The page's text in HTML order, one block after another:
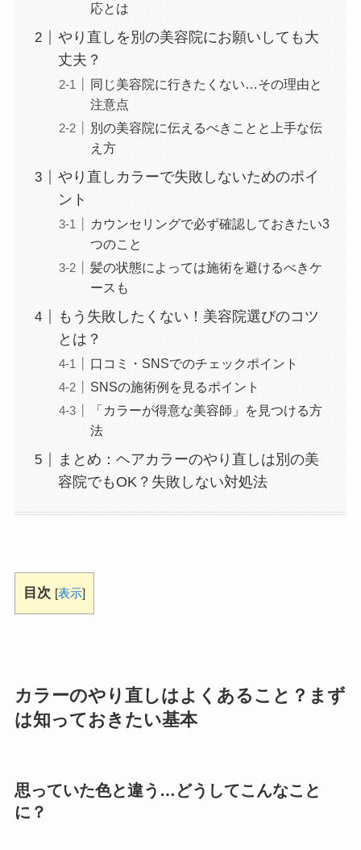
応とは
やり直しを別の美容院にお願いしても大
丈夫？
同じ美容院に行きたくない…その理由と
注意点
別の美容院に伝えるべきことと上手な伝
え方
やり直しカラーで失敗しないためのポイ
ント
カウンセリングで必ず確認しておきたい3
つのこと
髪の状態によっては施術を避けるべきケ
ースも
もう失敗したくない！美容院選びのコツ
とは？
口コミ・SNSでのチェックポイント
SNSの施術例を見るポイント
「カラーが得意な美容師」を見つける方
法
まとめ：ヘアカラーのやり直しは別の美
容院でもOK？失敗しない対処法
目次 [表示]
カラーのやり直しはよくあること？まず
は知っておきたい基本
思っていた色と違う…どうしてこんなこと
に？